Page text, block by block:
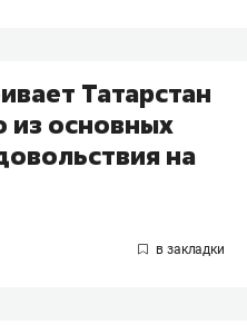
Татарстан
из основных
на